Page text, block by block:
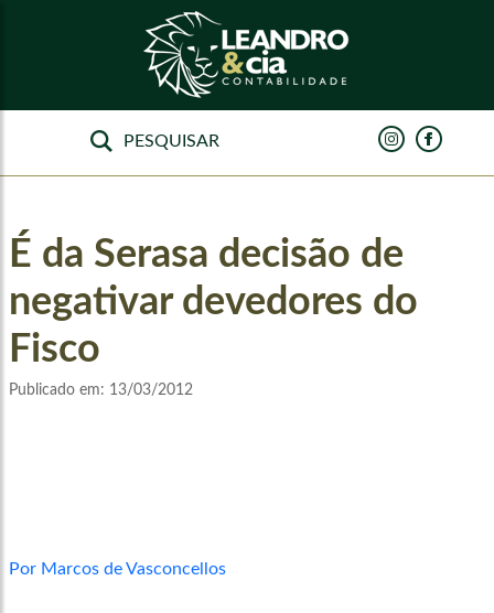
É da Serasa decisão de
negativar devedores do
Fisco
Publicado em: 13/03/2012
Por Marcos de Vasconcellos